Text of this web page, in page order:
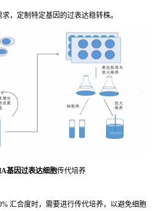
，定制特定基因的过表达稳转株。
基因过表达细胞传代培养
汇合度时，需要进行传代培养，以避免细胞